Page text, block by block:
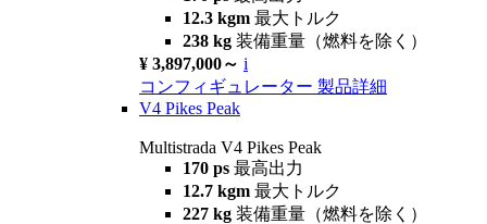
12.3 kgm 最大トルク
238 kg 装備重量（燃料を除く）
¥ 3,897,000～ i
コンフィギュレーター 製品詳細
V4 Pikes Peak
Multistrada V4 Pikes Peak
170 ps 最高出力
12.7 kgm 最大トルク
227 kg 装備重量（燃料を除く）